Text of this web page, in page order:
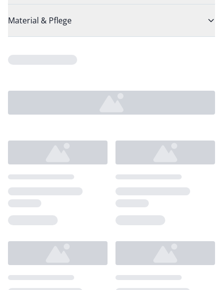
Material & Pflege